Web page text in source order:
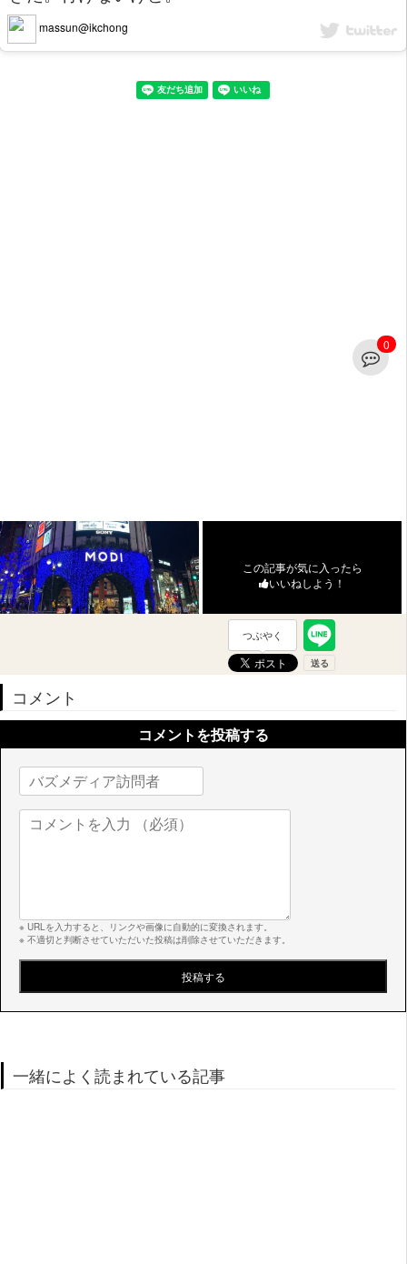
massun@ikchong
この記事が気に入ったら
いいねしよう！
つぶやく
コメント
0
コメントを投稿する
※ URLを入力すると、リンクや画像に自動的に変換されます。
※ 不適切と判断させていただいた投稿は削除させていただきます。
一緒によく読まれている記事